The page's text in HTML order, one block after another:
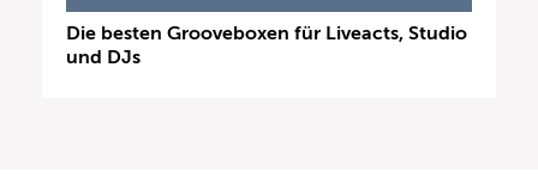
Die besten Grooveboxen für Liveacts, Studio
und DJs